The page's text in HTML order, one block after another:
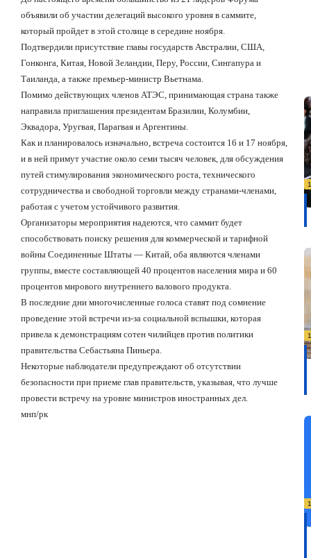
объявили об участии делегаций высокого уровня в саммите,
который пройдет в этой столице в середине ноября.
Подтвердили присутствие главы государств Австралии, США,
Гонконга, Китая, Новой Зеландии, Перу, России, Сингапура и
Таиланда, а также премьер-министр Вьетнама.
Помимо действующих членов АТЭС, принимающая страна также
направила приглашения президентам Бразилии, Колумбии,
Эквадора, Уругвая, Парагвая и Аргентины.
Как и планировалось изначально, встреча состоится 16 и 17 ноября,
и в ней примут участие около семи тысяч человек, для обсуждения
путей стимулирования экономического роста, технического
сотрудничества и свободной торговли между странами-членами,
работая с учетом устойчивого развития.
Организаторы мероприятия надеются, что саммит будет
способствовать поиску решения для коммерческой и тарифной
войны Соединенные Штаты — Китай, оба являются членами
группы, вместе составляющей 40 процентов населения мира и 60
процентов мирового внутреннего валового продукта.
В последние дни многочисленные голоса ставят под сомнение
проведение этой встречи из-за социальной вспышки, которая
привела к демонстрациям сотен чилийцев против политики
правительства Себастьяна Пиньера.
Некоторые наблюдатели предупреждают об отсутствии
безопасности при приеме глав правительств, указывая, что лучше
провести встречу на уровне министров иностранных дел.
мнп/рк